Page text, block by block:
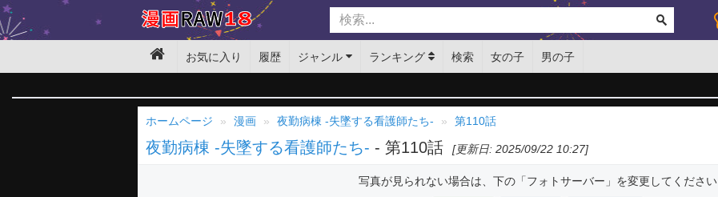
お気に入り 履歴 ジャンル ランキング 検索 女の子 男の子
ホームページ 漫画 夜勤病棟 -失墜する看護師たち- 第110話
夜勤病棟 -失墜する看護師たち- - 第110話 [更新日: 2025/09/22 10:27]
写真が見られない場合は、下の「フォトサーバー」を変更してください